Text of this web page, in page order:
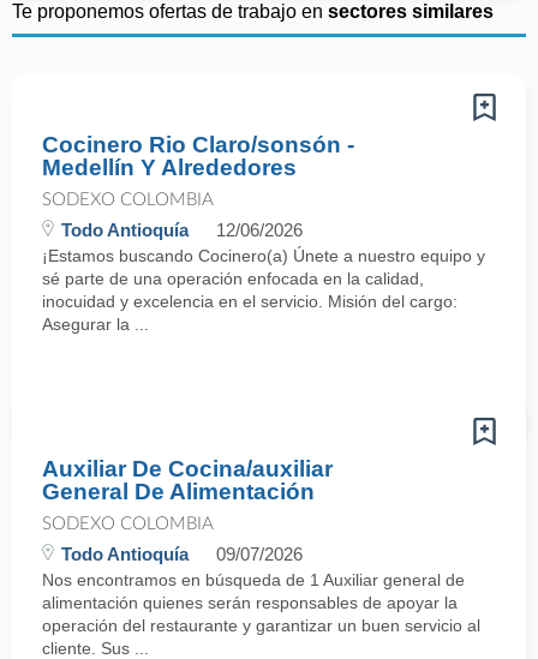
Te proponemos ofertas de trabajo en sectores similares
Cocinero Rio Claro/sonsón -
Medellín Y Alrededores
SODEXO COLOMBIA
Todo Antioquía 12/06/2026
¡Estamos buscando Cocinero(a) Únete a nuestro equipo y
sé parte de una operación enfocada en la calidad,
inocuidad y excelencia en el servicio. Misión del cargo:
Asegurar la ...
Auxiliar De Cocina/auxiliar
General De Alimentación
SODEXO COLOMBIA
Todo Antioquía 09/07/2026
Nos encontramos en búsqueda de 1 Auxiliar general de
alimentación quienes serán responsables de apoyar la
operación del restaurante y garantizar un buen servicio al
cliente. Sus ...